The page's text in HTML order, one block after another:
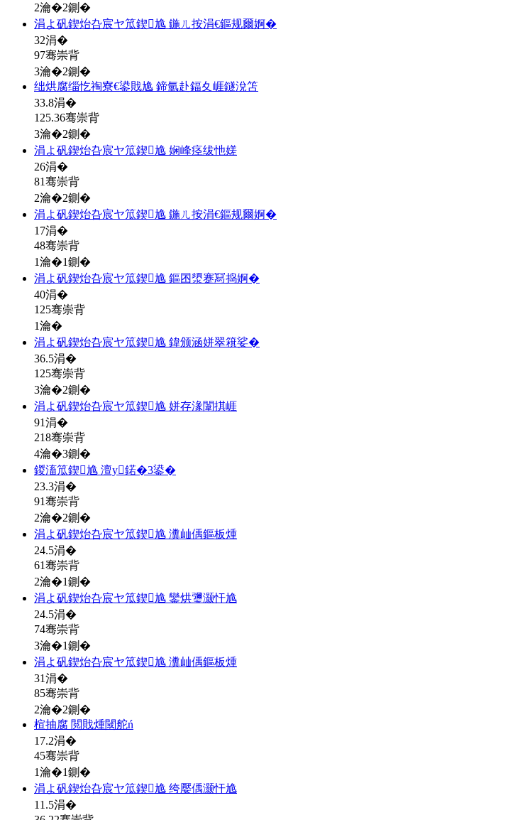
2瀹�2鍘�
涓よ矾鍥炲叴宸ヤ笟鍥尯 鍦ㄦ按涓€鏂规爾婀�
32涓�
97骞崇背
3瀹�2鍘�
绌烘腐缁忔祹寮€鍙戝尯 鍗氫赴鍢夊崕鐩涗笘
33.8涓�
125.36骞崇背
3瀹�2鍘�
涓よ矾鍥炲叴宸ヤ笟鍥尯 娴峰痉绂忚嫅
26涓�
81骞崇背
2瀹�2鍘�
涓よ矾鍥炲叴宸ヤ笟鍥尯 鍦ㄦ按涓€鏂规爾婀�
17涓�
48骞崇背
1瀹�1鍘�
涓よ矾鍥炲叴宸ヤ笟鍥尯 鏂囨澃蹇冩捣婀�
40涓�
125骞崇背
1瀹�
涓よ矾鍥炲叴宸ヤ笟鍥尯 鍏颁涵姘翠簯娑�
36.5涓�
125骞崇背
3瀹�2鍘�
涓よ矾鍥炲叴宸ヤ笟鍥尯 姘存湪闈掑崕
91涓�
218骞崇背
4瀹�3鍘�
鍐滀笟鍥尯 澶у鍩�3鍙�
23.3涓�
91骞崇背
2瀹�2鍘�
涓よ矾鍥炲叴宸ヤ笟鍥尯 瀵屾偊鏂板煄
24.5涓�
61骞崇背
2瀹�1鍘�
涓よ矾鍥炲叴宸ヤ笟鍥尯 鑾烘瓕灏忓尯
24.5涓�
74骞崇背
3瀹�1鍘�
涓よ矾鍥炲叴宸ヤ笟鍥尯 瀵屾偊鏂板煄
31涓�
85骞崇背
2瀹�2鍘�
楦抽腐 閲戝煄閾舵ń
17.2涓�
45骞崇背
1瀹�1鍘�
涓よ矾鍥炲叴宸ヤ笟鍥尯 绔嬮偊灏忓尯
11.5涓�